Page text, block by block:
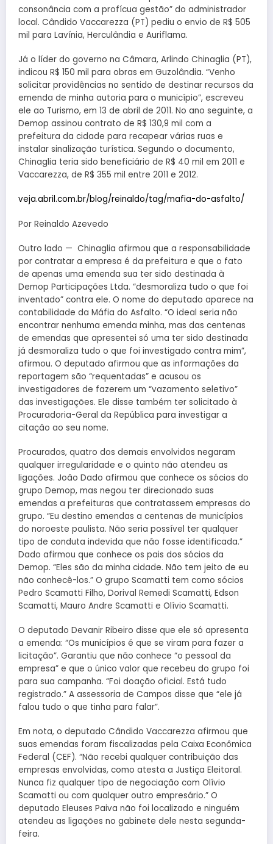
consonância com a profícua gestão” do administrador
local. Cândido Vaccarezza (PT) pediu o envio de R$ 505
mil para Lavínia, Herculândia e Auriflama.
Já o líder do governo na Câmara, Arlindo Chinaglia (PT),
indicou R$ 150 mil para obras em Guzolândia. “Venho
solicitar providências no sentido de destinar recursos da
emenda de minha autoria para o município”, escreveu
ele ao Turismo, em 13 de abril de 2011. No ano seguinte, a
Demop assinou contrato de R$ 130,9 mil com a
prefeitura da cidade para recapear várias ruas e
instalar sinalização turística. Segundo o documento,
Chinaglia teria sido beneficiário de R$ 40 mil em 2011 e
Vaccarezza, de R$ 355 mil entre 2011 e 2012.
veja.abril.com.br/blog/reinaldo/tag/mafia-do-asfalto/
Por Reinaldo Azevedo
Outro lado — Chinaglia afirmou que a responsabilidade
por contratar a empresa é da prefeitura e que o fato
de apenas uma emenda sua ter sido destinada à
Demop Participações Ltda. “desmoraliza tudo o que foi
inventado” contra ele. O nome do deputado aparece na
contabilidade da Máfia do Asfalto. “O ideal seria não
encontrar nenhuma emenda minha, mas das centenas
de emendas que apresentei só uma ter sido destinada
já desmoraliza tudo o que foi investigado contra mim”,
afirmou. O deputado afirmou que as informações da
reportagem são “requentadas” e acusou os
investigadores de fazerem um “vazamento seletivo”
das investigações. Ele disse também ter solicitado à
Procuradoria-Geral da República para investigar a
citação ao seu nome.
Procurados, quatro dos demais envolvidos negaram
qualquer irregularidade e o quinto não atendeu as
ligações. João Dado afirmou que conhece os sócios do
grupo Demop, mas negou ter direcionado suas
emendas a prefeituras que contratassem empresas do
grupo. “Eu destino emendas a centenas de municípios
do noroeste paulista. Não seria possível ter qualquer
tipo de conduta indevida que não fosse identificada.”
Dado afirmou que conhece os pais dos sócios da
Demop. “Eles são da minha cidade. Não tem jeito de eu
não conhecê-los.” O grupo Scamatti tem como sócios
Pedro Scamatti Filho, Dorival Remedi Scamatti, Edson
Scamatti, Mauro Andre Scamatti e Olívio Scamatti.
O deputado Devanir Ribeiro disse que ele só apresenta
a emenda: “Os municípios é que se viram para fazer a
licitação”. Garantiu que não conhece “o pessoal da
empresa” e que o único valor que recebeu do grupo foi
para sua campanha. “Foi doação oficial. Está tudo
registrado.” A assessoria de Campos disse que “ele já
falou tudo o que tinha para falar”.
Em nota, o deputado Cândido Vaccarezza afirmou que
suas emendas foram fiscalizadas pela Caixa Econômica
Federal (CEF). “Não recebi qualquer contribuição das
empresas envolvidas, como atesta a Justiça Eleitoral.
Nunca fiz qualquer tipo de negociação com Olívio
Scamatti ou com qualquer outro empresário.” O
deputado Eleuses Paiva não foi localizado e ninguém
atendeu as ligações no gabinete dele nesta segunda-
feira.